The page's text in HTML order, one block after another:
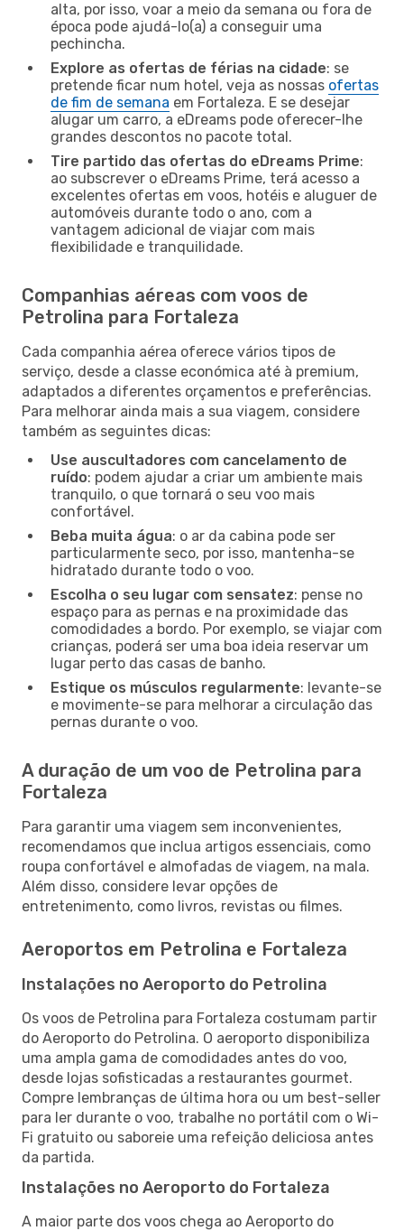
alta, por isso, voar a meio da semana ou fora de
época pode ajudá-lo(a) a conseguir uma
pechincha.
Explore as ofertas de férias na cidade: se
pretende ficar num hotel, veja as nossas ofertas
de fim de semana em Fortaleza. E se desejar
alugar um carro, a eDreams pode oferecer-lhe
grandes descontos no pacote total.
Tire partido das ofertas do eDreams Prime:
ao subscrever o eDreams Prime, terá acesso a
excelentes ofertas em voos, hotéis e aluguer de
automóveis durante todo o ano, com a
vantagem adicional de viajar com mais
flexibilidade e tranquilidade.
Companhias aéreas com voos de
Petrolina para Fortaleza
Cada companhia aérea oferece vários tipos de
serviço, desde a classe económica até à premium,
adaptados a diferentes orçamentos e preferências.
Para melhorar ainda mais a sua viagem, considere
também as seguintes dicas:
Use auscultadores com cancelamento de
ruído: podem ajudar a criar um ambiente mais
tranquilo, o que tornará o seu voo mais
confortável.
Beba muita água: o ar da cabina pode ser
particularmente seco, por isso, mantenha-se
hidratado durante todo o voo.
Escolha o seu lugar com sensatez: pense no
espaço para as pernas e na proximidade das
comodidades a bordo. Por exemplo, se viajar com
crianças, poderá ser uma boa ideia reservar um
lugar perto das casas de banho.
Estique os músculos regularmente: levante-se
e movimente-se para melhorar a circulação das
pernas durante o voo.
A duração de um voo de Petrolina para
Fortaleza
Para garantir uma viagem sem inconvenientes,
recomendamos que inclua artigos essenciais, como
roupa confortável e almofadas de viagem, na mala.
Além disso, considere levar opções de
entretenimento, como livros, revistas ou filmes.
Aeroportos em Petrolina e Fortaleza
Instalações no Aeroporto do Petrolina
Os voos de Petrolina para Fortaleza costumam partir
do Aeroporto do Petrolina. O aeroporto disponibiliza
uma ampla gama de comodidades antes do voo,
desde lojas sofisticadas a restaurantes gourmet.
Compre lembranças de última hora ou um best-seller
para ler durante o voo, trabalhe no portátil com o Wi-
Fi gratuito ou saboreie uma refeição deliciosa antes
da partida.
Instalações no Aeroporto do Fortaleza
A maior parte dos voos chega ao Aeroporto do